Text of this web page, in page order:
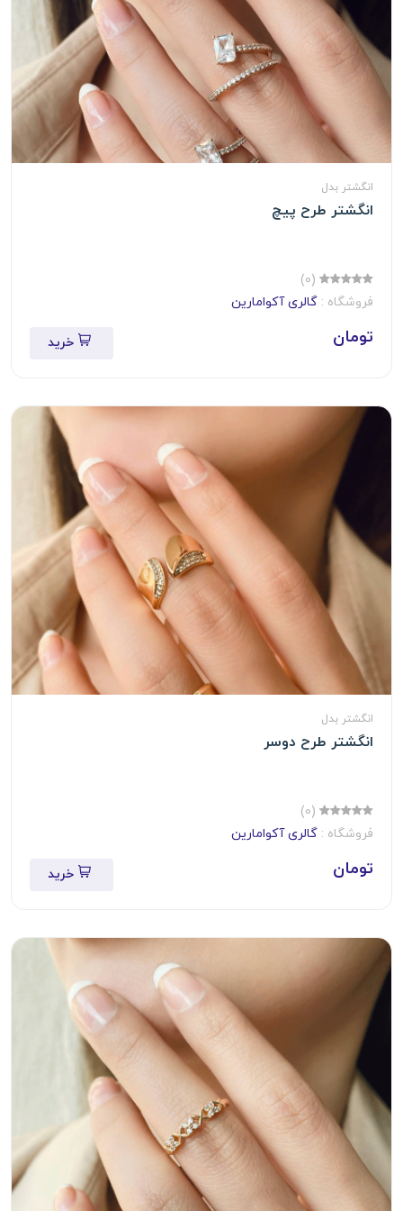
انگشتر بدل
انگشتر طرح پیچ
(0)
فروشگاه : گالری آکوامارین
تومان خرید
انگشتر بدل
انگشتر طرح دوسر
(0)
فروشگاه : گالری آکوامارین
تومان خرید